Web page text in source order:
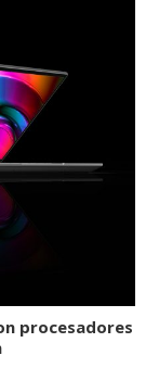
procesadores